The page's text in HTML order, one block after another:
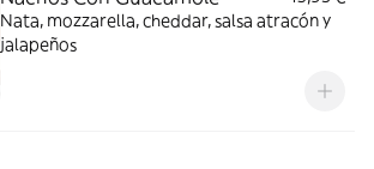
Nata, mozzarella, cheddar, salsa atracón y
jalapeños